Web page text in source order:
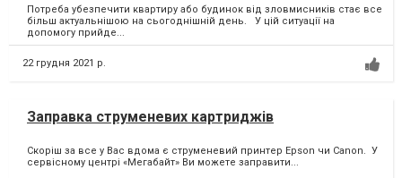
Потреба убезпечити квартиру або будинок від зловмисників стає все
більш актуальнішою на сьогоднішній день. У цій ситуації на
допомогу прийде...
22 грудня 2021 р.
Заправка струменевих картриджів
Скоріш за все у Вас вдома є струменевий принтер Epson чи Canon. ⁣ У
сервісному центрі «Мегабайт» Ви можете заправити...